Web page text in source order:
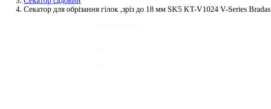
Секатор для обрізання гілок ,зріз до 18 мм SK5 KT-V1024 V-Series Bradas